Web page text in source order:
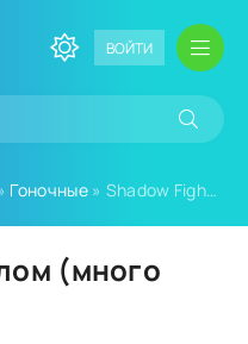
ВОЙТИ
Гоночные» Shadow Fight 2 Взлом (много денег)
(много